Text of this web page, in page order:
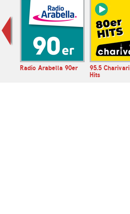
Radio Arabella 90er
95.5
Hits